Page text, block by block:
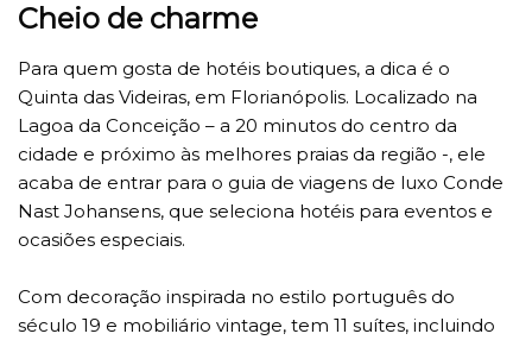
Cheio de charme
Para quem gosta de hotéis boutiques, a dica é o
Quinta das Videiras, em Florianópolis. Localizado na
Lagoa da Conceição – a 20 minutos do centro da
cidade e próximo às melhores praias da região -, ele
acaba de entrar para o guia de viagens de luxo Conde
Nast Johansens, que seleciona hotéis para eventos e
ocasiões especiais.
Com decoração inspirada no estilo português do
século 19 e mobiliário vintage, tem 11 suítes, incluindo